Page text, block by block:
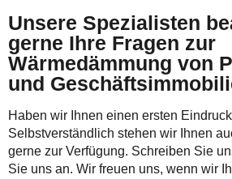
Unsere Spezialisten
gerne Ihre Fragen zur
Wärmedämmung von
und
Haben wir Ihnen einen ersten
Selbstverständlich stehen wir Ihnen
gerne zur Verfügung. Schreiben Sie
Sie uns an. Wir freuen uns, wenn wir